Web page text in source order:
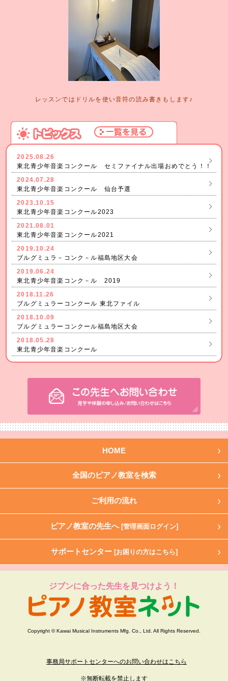
レッスンではドリルを使い音符の読み書きもします♪
2025.08.26
東北青少年音楽コンクール セミファイナル出場おめでとう！！
2024.07.28
東北青少年音楽コンクール 仙台予選
2023.10.15
東北青少年音楽コンクール2023
2021.08.01
東北青少年音楽コンクール2021
2019.10.24
ブルグミュラ－コンク－ル福島地区大会
2019.06.24
東北青少年音楽コンク－ル 2019
2018.11.26
ブルグミュラーコンクール 東北ファイル
2018.10.09
ブルグミュラーコンクール福島地区大会
2018.05.28
東北青少年音楽コンクール
HOME
全国のピアノ教室を検索
ご利用の流れ
ピアノ教室の先生へ [管理画面ログイン]
サポートセンター [お困りの方はこちら]
ジブンに合った先生を見つけよう！
Copyright © Kawai Musical Instruments Mfg. Co., Ltd. All Rights Reserved.
事務局サポートセンターへのお問い合わせはこちら
※無断転載を禁止します